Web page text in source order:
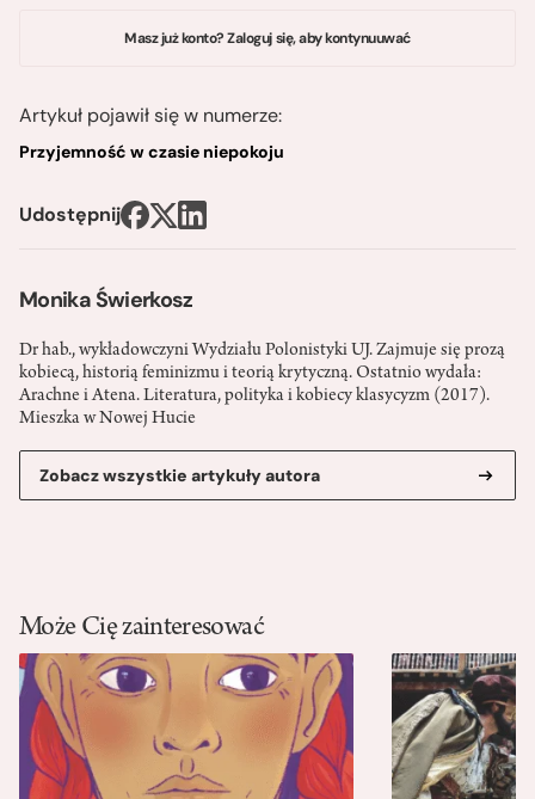
Monika Świerkosz
Dr hab., wykładowczyni Wydziału Polonistyki UJ. Zajmuje się prozą
kobiecą, historią feminizmu i teorią krytyczną. Ostatnio wydała:
Arachne i Atena. Literatura, polityka i kobiecy klasycyzm (2017).
Mieszka w Nowej Hucie
Zobacz wszystkie artykuły autora
Masz już konto? Zaloguj się, aby kontynuuwać
Artykuł pojawił się w numerze:
Przyjemność w czasie niepokoju
Udostępnij
Może Cię zainteresować